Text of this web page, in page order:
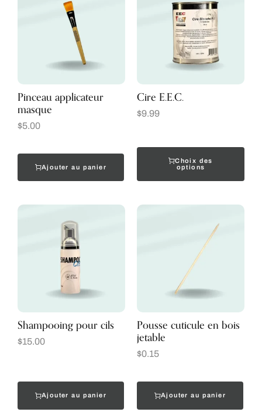
Pinceau applicateur
masque
$5.00
Ajouter au panier
Cire E.E.C.
$9.99
Choix des
options
Shampooing pour cils
$15.00
Ajouter au panier
Pousse cuticule en bois
jetable
$0.15
Ajouter au panier